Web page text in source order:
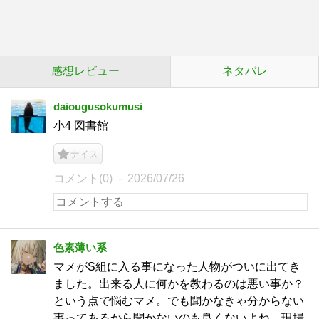
感想レビュー ネタバレ
daiougusokumusi
小4 図書館
ナイス
コメント(0) 2026/07/26
色素薄い系
マメがS組に入る事になった人物がついに出てき
ました。出来る人に何かを教わるのは悪い事か？
という点で悩むマメ。でも聞かなきゃ分からない